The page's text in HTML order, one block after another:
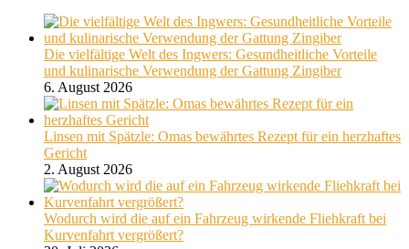
Die vielfältige Welt des Ingwers: Gesundheitliche Vorteile
und kulinarische Verwendung der Gattung Zingiber
6. August 2026
Linsen mit Spätzle: Omas bewährtes Rezept für ein herzhaftes
Gericht
2. August 2026
Wodurch wird die auf ein Fahrzeug wirkende Fliehkraft bei
Kurvenfahrt vergrößert?